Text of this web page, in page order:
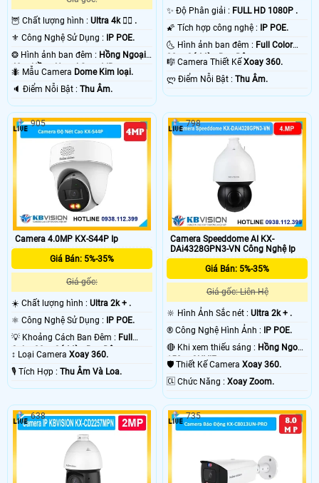
🦉 Chất lượng hình : Ultra 4k 👍🏾 .
⚜️ Công Nghệ Sử Dụng : IP POE.
❂ Hình ảnh ban đêm : Hồng Ngoại
40m Hồng Ngoại Smart IR.
🐜 Mẫu Camera Dome Kim loại.
️🔈 Điểm Nỗi Bật : Thu Âm.
✨ Độ Phân giải : FULL HD 1080P .
🌠 Tích hợp công nghệ : IP POE.
🌜 Hình ảnh ban đêm : Full Color
30m Có Màu Ban Ðêm.
🎼️ Camera Thiết KếXoay 360.
️ლ Điểm Nỗi Bật :Thu Âm.
Camera 4.0MP KX-S44P Ip
Giá Bán: 5%-35%
Giá gốc:
☀️ Chất lượng hình : Ultra 2k + .
⚛️ Công Nghệ Sử Dụng :
IP POE.
💡 Khoảng Cách Ban Đêm : Full
Color 30m Có Màu Ban Ðêm.
↕️ Loại Camera Xoay 360.
️🎙 Tích Hợp : Thu Âm Và Loa.
905
Camera Speeddome AI KX-
DAi4328GPN3-VN Công Nghệ Ip
Giá Bán: 5%-35%
Giá gốc: Liên Hệ
🔆 Hình Ảnh Sắc nét :Ultra 2k + .
®️ Công Nghệ Hình Ảnh :
IP POE.
🔴 Khi xem thiếu sáng : Hồng Ngoại
150m ONVIF.
🛡 Thiết Kế CameraXoay 360.
️🆑 Chức Năng :Xoay Zoom.
798
638 735